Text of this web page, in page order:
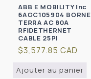
ABB E MOBILITY Inc
6AGC105904 BORNE
TERRA AC 80A
RFIDETHERNET
CABLE 25PI
Prix
$3,577.85 CAD
Ajouter au panier